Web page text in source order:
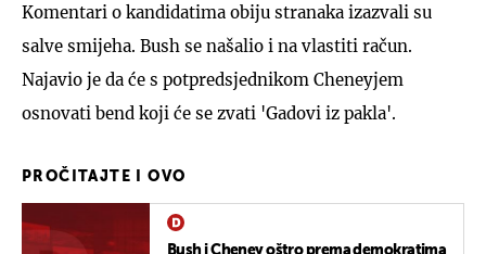
Komentari o kandidatima obiju stranaka izazvali su
salve smijeha. Bush se našalio i na vlastiti račun.
Najavio je da će s potpredsjednikom Cheneyjem
osnovati bend koji će se zvati 'Gadovi iz pakla'.
PROČITAJTE I OVO
Bush i Cheney oštro prema demokratima